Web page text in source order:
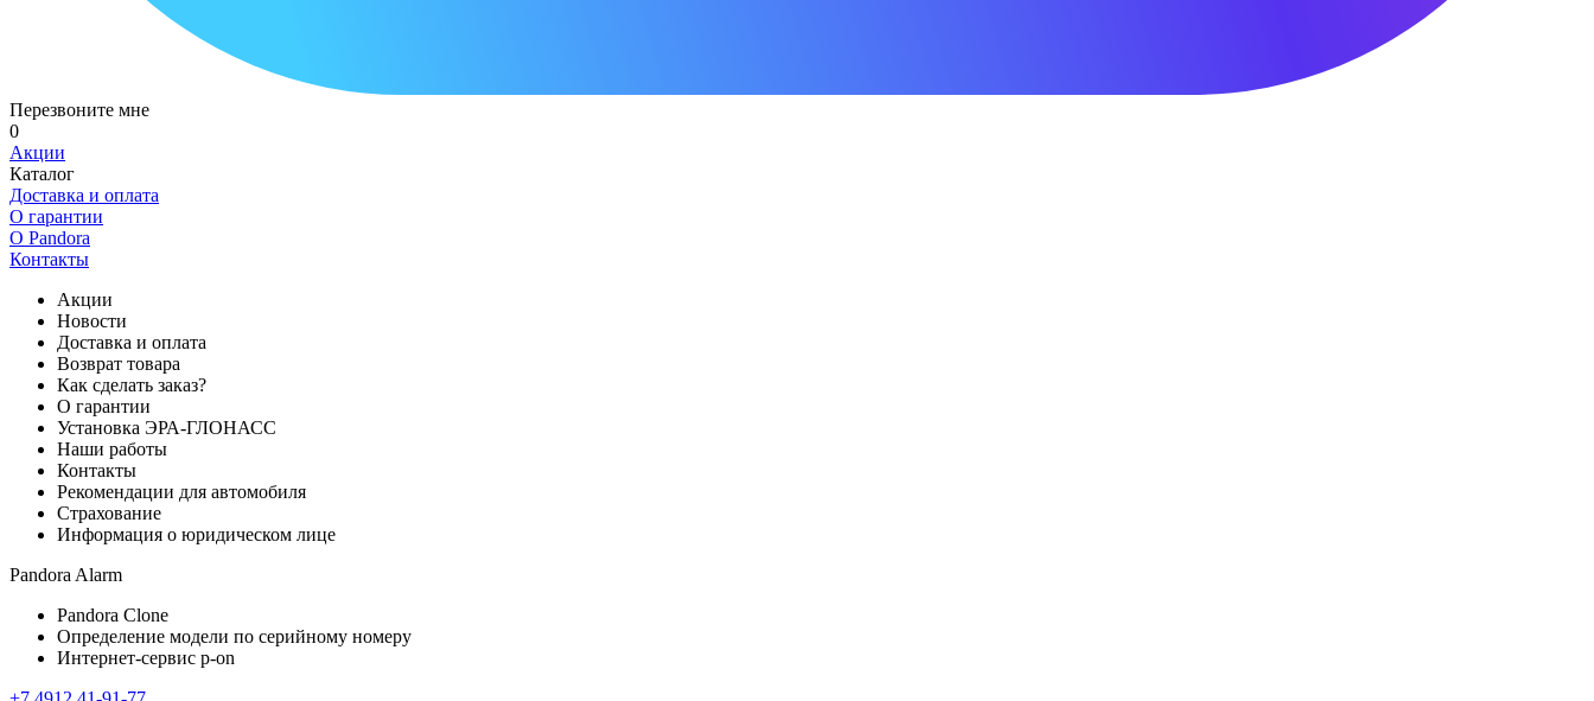
Перезвоните мне
0
Акции
Каталог
Доставка и оплата
О гарантии
О Pandora
Контакты
Акции
Новости
Доставка и оплата
Возврат товара
Как сделать заказ?
О гарантии
Установка ЭРА-ГЛОНАСС
Наши работы
Контакты
Рекомендации для автомобиля
Страхование
Информация о юридическом лице
Pandora Alarm
Pandora Clone
Определение модели по серийному номеру
Интернет-сервис p-on